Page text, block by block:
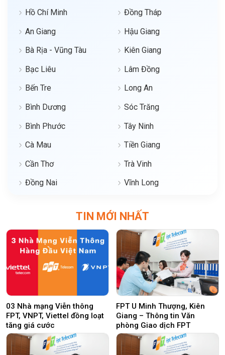
Hồ Chí Minh
An Giang
Bà Rịa - Vũng Tàu
Bạc Liêu
Bến Tre
Bình Dương
Bình Phước
Cà Mau
Cần Thơ
Đồng Nai
Đồng Tháp
Hậu Giang
Kiên Giang
Lâm Đồng
Long An
Sóc Trăng
Tây Ninh
Tiền Giang
Trà Vinh
Vĩnh Long
TIN MỚI NHẤT
03 Nhà mạng Viễn thông
FPT, VNPT, Viettel đồng loạt
tăng giá cước
FPT U Minh Thượng, Kiên
Giang – Thông tin Văn
phòng Giao dịch FPT